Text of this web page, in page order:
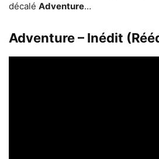
décalé Adventure…
Adventure – Inédit